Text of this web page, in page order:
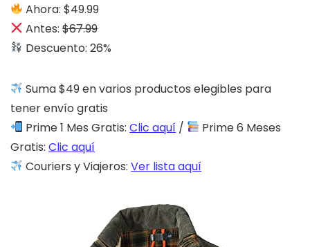
Ahora: $49.99
Antes:$67.99
Descuento: 26%
Suma $49 en varios productos elegibles para
tener envío gratis
Prime 1 Mes Gratis:Clic aquí /
Prime 6 Meses
Gratis: Clic aquí
Couriers y Viajeros:Ver lista aquí